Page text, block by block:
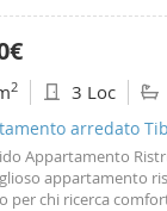
2 3 Loc
arredato
Appartamento
appartamento
per chi ricerca